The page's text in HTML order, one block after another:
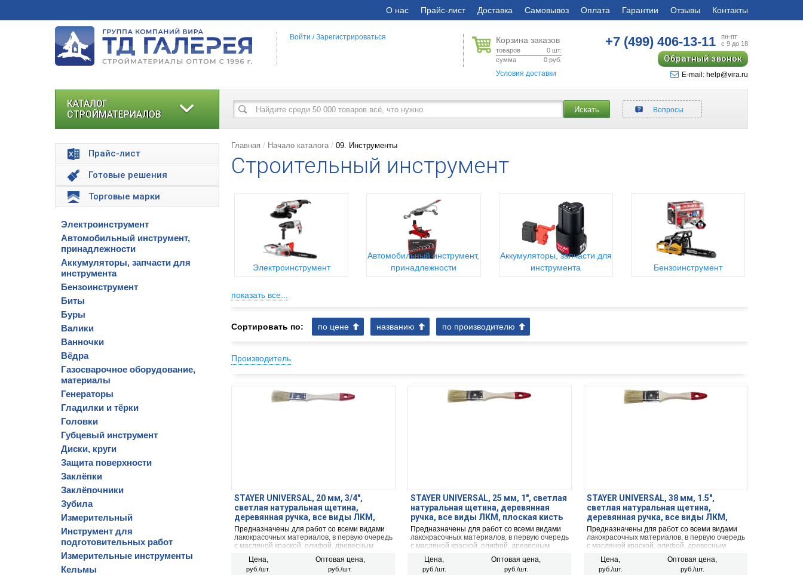
О нас Прайс-лист Доставка Самовывоз Оплата Гарантии Отзывы Контакты
Корзина заказов
товаров 0 шт.
сумма
0 руб.
Условия доставки
+7 (499)406-13-11
пн-пт
с 9 до 18
Обратный звонок
E-mail: help@vira.ru
Войти /Зарегистрироваться
КАТАЛОГ
СТРОЙМАТЕРИАЛОВ
Прайс-лист
Готовые решения
Торговые марки
Электроинструмент
Автомобильный инструмент,
принадлежности
Аккумуляторы, запчасти для
инструмента
Бензоинструмент
Биты
Буры
Валики
Ванночки
Вёдра
Газосварочное оборудование,
материалы
Генераторы
Гладилки и тёрки
Головки
Губцевый инструмент
Диски, круги
Защита поверхности
Заклёпки
Заклёпочники
Зубила
Измерительный
Инструмент для
подготовительных работ
Измерительные инструменты
Кельмы
Искать Вопросы
Главная Начало каталога 09. Инструменты
Строительный инструмент
Электроинструмент
Автомобильный инструмент,
принадлежности
Аккумуляторы, запчасти для
инструмента
Бензоинструмент
показать все...
Сортировать по: по цене названию по производителю
Производитель
STAYER UNIVERSAL, 20 мм, 3/4″,
светлая натуральная щетина,
деревянная ручка, все виды ЛКМ,
плоская кисть (0101-020)
Предназначены для работ со всеми видами
лакокрасочных материалов, в первую очередь
с масляной краской, олифой, древесным
Цена,
руб./шт.
Оптовая цена,
руб./шт.
STAYER UNIVERSAL, 25 мм, 1″, светлая
натуральная щетина, деревянная
ручка, все виды ЛКМ, плоская кисть
(0101-025)
Предназначены для работ со всеми видами
лакокрасочных материалов, в первую очередь
с масляной краской, олифой, древесным
Цена,
руб./шт.
Оптовая цена,
руб./шт.
STAYER UNIVERSAL, 38 мм, 1.5″,
светлая натуральная щетина,
деревянная ручка, все виды ЛКМ,
плоская кисть (0101-038)
Предназначены для работ со всеми видами
лакокрасочных материалов, в первую очередь
с масляной краской, олифой, древесным
Цена,
руб./шт.
Оптовая цена,
руб./шт.